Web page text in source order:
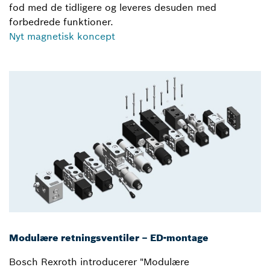
fod med de tidligere og leveres desuden med
forbedrede funktioner.
Nyt magnetisk koncept
Modulære retningsventiler – ED-montage
Bosch Rexroth introducerer "Modulære